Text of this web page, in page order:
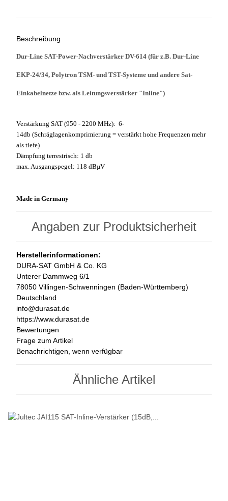
Beschreibung
Dur-Line SAT-Power-Nachverstärker DV-614 (für z.B. Dur-Line
EKP-24/34, Polytron TSM- und TST-Systeme und andere Sat-
Einkabelnetze bzw. als Leitungsverstärker "Inline")
Verstärkung SAT (950 - 2200 MHz): 6-
14db (Schräglagenkomprimierung = verstärkt hohe Frequenzen mehr
als tiefe)
Dämpfung terrestrisch: 1 db
max. Ausgangspegel: 118 dBµV
Made in Germany
Angaben zur Produktsicherheit
Herstellerinformationen:
DURA-SAT GmbH & Co. KG
Unterer Dammweg 6/1
78050 Villingen-Schwenningen (Baden-Württemberg)
Deutschland
info@durasat.de
https://www.durasat.de
Bewertungen
Frage zum Artikel
Benachrichtigen, wenn verfügbar
Ähnliche Artikel